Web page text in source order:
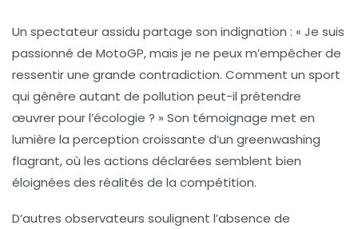
Un spectateur assidu partage son indignation : « Je suis
passionné de MotoGP, mais je ne peux m’empêcher de
ressentir une grande contradiction. Comment un sport
qui génère autant de pollution peut-il prétendre
œuvrer pour l’écologie ? » Son témoignage met en
lumière la perception croissante d’un greenwashing
flagrant, où les actions déclarées semblent bien
éloignées des réalités de la compétition.
D’autres observateurs soulignent l’absence de